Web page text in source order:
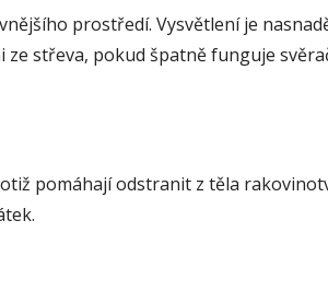
prostředí. Vysvětlení je
střeva, pokud špatně funguje
pomáhají odstranit z těla